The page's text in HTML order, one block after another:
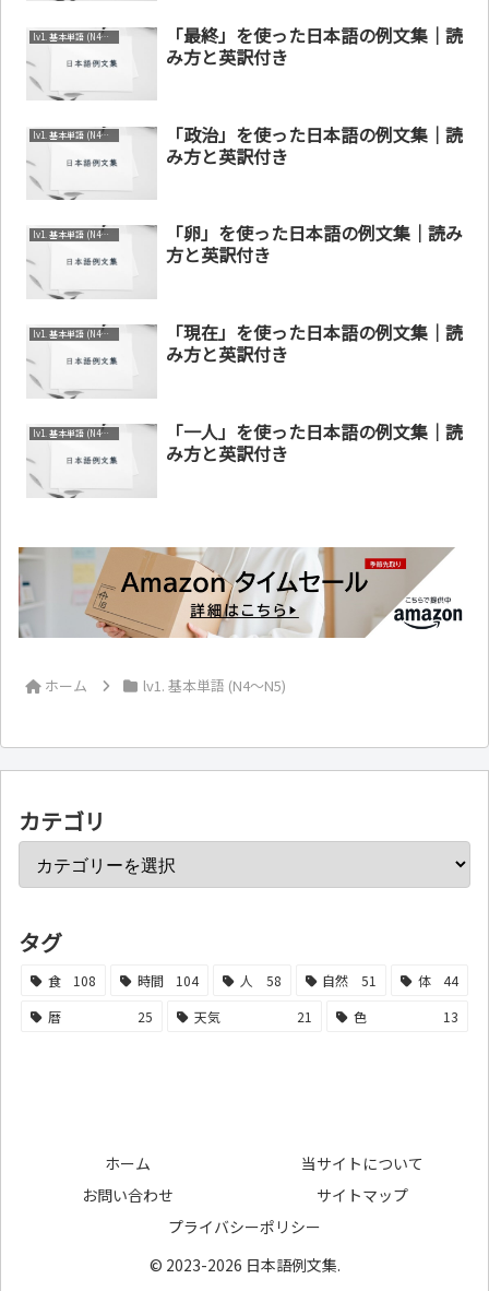
lv1. 基本単語 (N4～N5)
「最終」を使った日本語の例文集｜読
み方と英訳付き
lv1. 基本単語 (N4～N5)
「政治」を使った日本語の例文集｜読
み方と英訳付き
lv1. 基本単語 (N4～N5)
「卵」を使った日本語の例文集｜読み
方と英訳付き
lv1. 基本単語 (N4～N5)
「現在」を使った日本語の例文集｜読
み方と英訳付き
lv1. 基本単語 (N4～N5)
「一人」を使った日本語の例文集｜読
み方と英訳付き
ホーム lv1. 基本単語 (N4～N5)
カテゴリ
タグ
食 108 時間 104 人 58 自然 51 体
44
暦
25 天気 21 色 13
ホーム
当サイトについて
お問い合わせ
サイトマップ
プライバシーポリシー
© 2023-2026 日本語例文集.